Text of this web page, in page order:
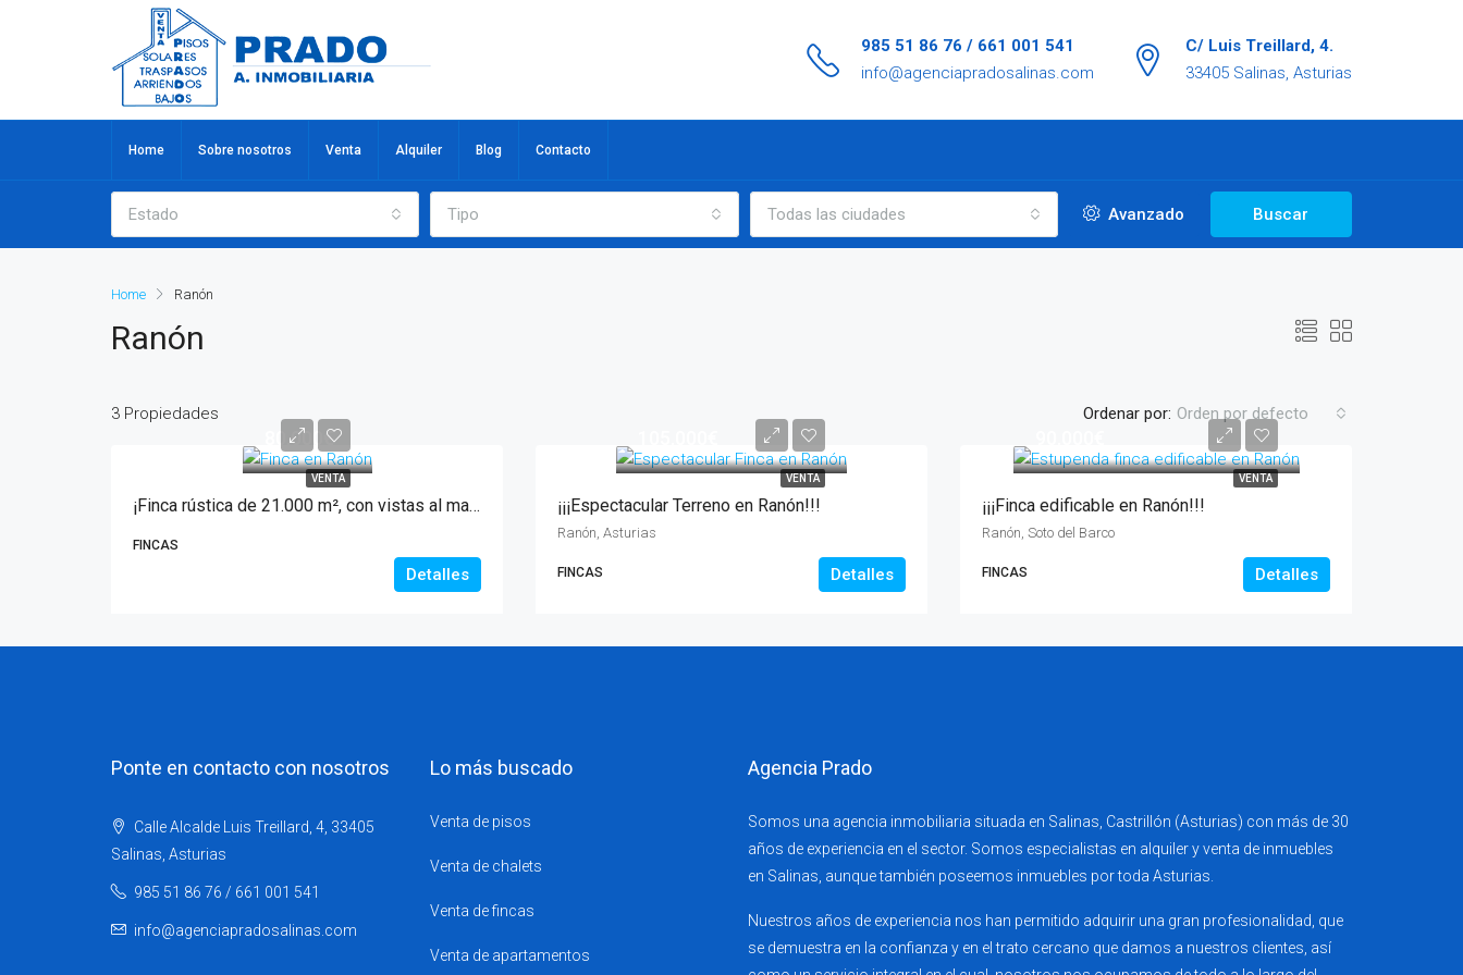
985 51 86 76 / 661 001 541
info@agenciapradosalinas.com
C/ Luis Treillard, 4.
33405 Salinas, Asturias
Home Sobre nosotros Venta Alquiler Blog Contacto
Estado Tipo Todas las ciudades Avanzado Buscar
Home Ranón
Ranón
3 Propiedades Ordenar por: Orden por defecto
VENTA
80.000€
¡Finca rústica de 21.000 m², con vistas al mar, junto al litoral asturiano!
FINCAS
Detalles
VENTA
¡¡¡Espectacular Terreno en Ranón!!!
Ranón, Asturias
FINCAS Detalles
VENTA
¡¡¡Finca edificable en Ranón!!!
Ranón, Soto del Barco
FINCAS Detalles
Ponte en contacto con nosotros
Calle Alcalde Luis Treillard, 4, 33405
Salinas, Asturias
985 51 86 76 / 661 001 541
info@agenciapradosalinas.com
Lo más buscado
Venta de pisos
Venta de chalets
Venta de fincas
Venta de apartamentos
Agencia Prado
Somos una agencia inmobiliaria situada en Salinas, Castrillón (Asturias) con más de 30
años de experiencia en el sector. Somos especialistas en alquiler y venta de inmuebles
en Salinas, aunque también poseemos inmuebles por toda Asturias.
Nuestros años de experiencia nos han permitido adquirir una gran profesionalidad, que
se demuestra en la confianza y en el trato cercano que damos a nuestros clientes, así